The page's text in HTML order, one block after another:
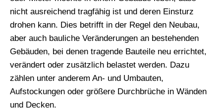
nicht ausreichend tragfähig ist und deren Einsturz
drohen kann. Dies betrifft in der Regel den Neubau,
aber auch bauliche Veränderungen an bestehenden
Gebäuden, bei denen tragende Bauteile neu errichtet,
verändert oder zusätzlich belastet werden. Dazu
zählen unter anderem An- und Umbauten,
Aufstockungen oder größere Durchbrüche in Wänden
und Decken.